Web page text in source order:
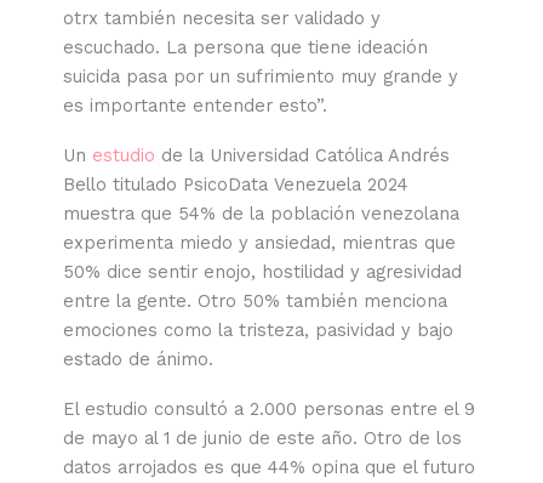
otrx también necesita ser validado y
escuchado. La persona que tiene ideación
suicida pasa por un sufrimiento muy grande y
es importante entender esto”.
Un estudio de la Universidad Católica Andrés
Bello titulado PsicoData Venezuela 2024
muestra que 54% de la población venezolana
experimenta miedo y ansiedad, mientras que
50% dice sentir enojo, hostilidad y agresividad
entre la gente. Otro 50% también menciona
emociones como la tristeza, pasividad y bajo
estado de ánimo.
El estudio consultó a 2.000 personas entre el 9
de mayo al 1 de junio de este año. Otro de los
datos arrojados es que 44% opina que el futuro